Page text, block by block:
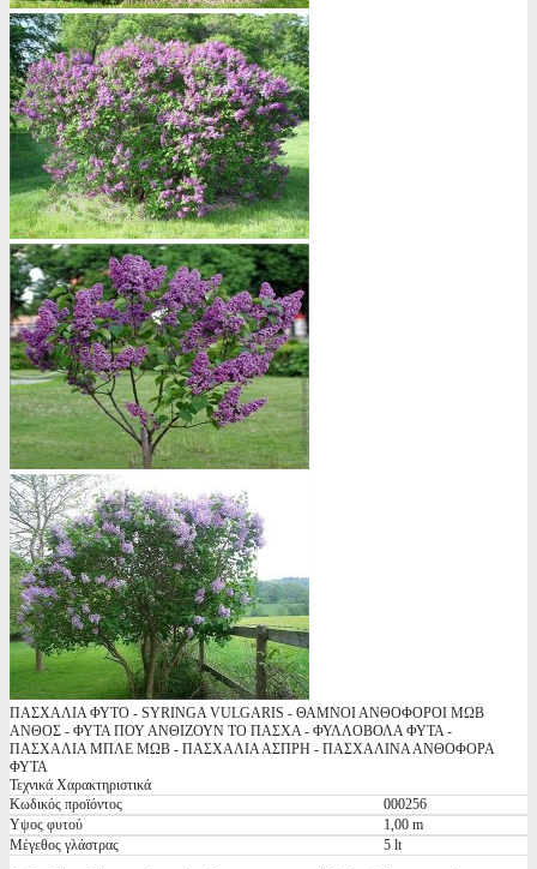
ΠΑΣΧΑΛΙΑ ΦΥΤΟ - SYRINGA VULGARIS - ΘΑΜΝΟΙ ΑΝΘΟΦΟΡΟΙ ΜΩΒ
ΑΝΘΟΣ - ΦΥΤΑ ΠΟΥ ΑΝΘΙΖΟΥΝ ΤΟ ΠΑΣΧΑ - ΦΥΛΛΟΒΟΛΑ ΦΥΤΑ -
ΠΑΣΧΑΛΙΑ ΜΠΛΕ ΜΩΒ - ΠΑΣΧΑΛΙΑ ΑΣΠΡΗ - ΠΑΣΧΑΛΙΝΑ ΑΝΘΟΦΟΡΑ
ΦΥΤΑ
Τεχνικά Χαρακτηριστικά
Κωδικός προϊόντος
000256
Υψος φυτού
1,00 m
Μέγεθος γλάστρας
5 lt